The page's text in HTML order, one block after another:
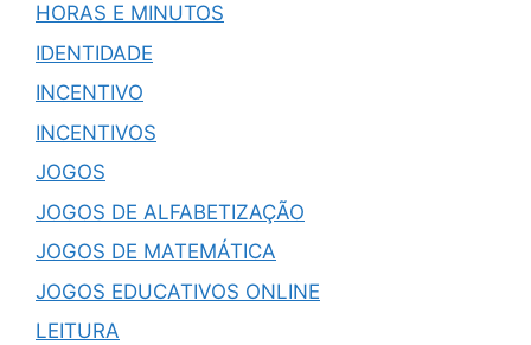
HORAS E MINUTOS
IDENTIDADE
INCENTIVO
INCENTIVOS
JOGOS
JOGOS DE ALFABETIZAÇÃO
JOGOS DE MATEMÁTICA
JOGOS EDUCATIVOS ONLINE
LEITURA